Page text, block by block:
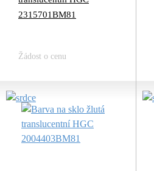
2315701BM81
Žádost o cenu